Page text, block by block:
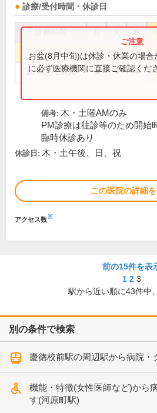
診療/受付時間・休診日
9:00～13:00 ● ● ● ●
14:00～18:00 ● ● ●
お盆(8月中旬)は休診・休業の場
に必ず医療機関に直接ご確認くだ
備考: 木・土曜AMのみ
PM診療は往診等のため開始
臨時休診あり
休診日: 木・土午後、日、祝
この医院の詳細
アクセス数※
前の15件を表
1 2 3
駅から近い順に43件中、
別の条件で検索
慶徳校前駅の周辺駅から病院・
機能・特徴(女性医師など)から
す(河原町駅)